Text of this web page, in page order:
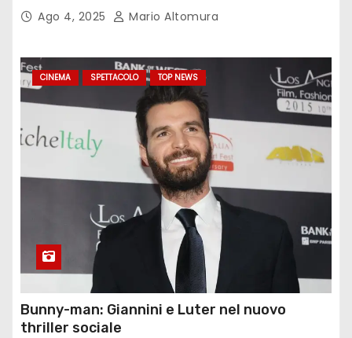
Ago 4, 2025 Mario Altomura
CINEMA SPETTACOLO TOP NEWS
Bunny-man: Giannini e Luter nel nuovo
thriller sociale